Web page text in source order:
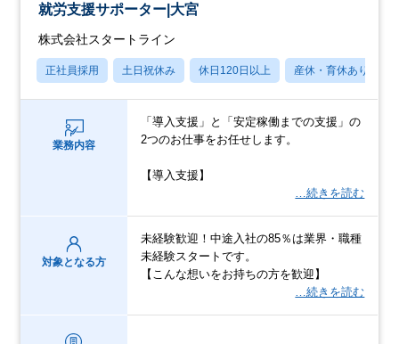
就労支援サポーター|大宮
株式会社スタートライン
正社員採用 土日祝休み 休日120日以上 産休・育休あり
業務内容
「導入支援」と「安定稼働までの支援」の
2つのお仕事をお任せします。
【導入支援】
…続きを読む
対象となる方
未経験歓迎！中途入社の85％は業界・職種
未経験スタートです。
【こんな想いをお持ちの方を歓迎】
…続きを読む